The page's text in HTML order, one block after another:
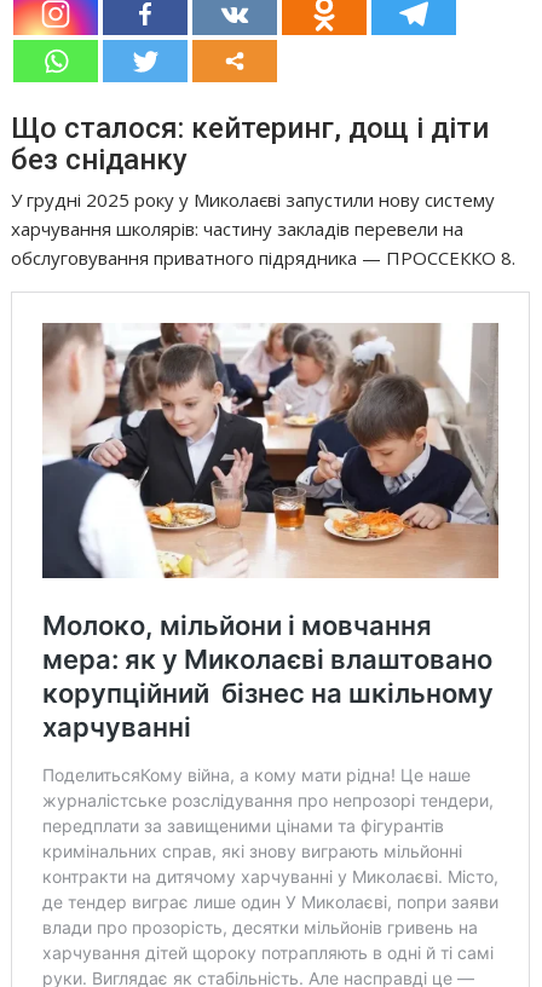
Що сталося: кейтеринг, дощ і діти
без сніданку
У грудні 2025 року у Миколаєві запустили нову систему
харчування школярів: частину закладів перевели на
обслуговування приватного підрядника — ПРОССЕККО 8.